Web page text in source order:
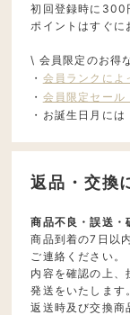
初回登録時に300
ポイントはすぐに
\ 会員限定のお得
・ 会員ランクによ
・ 会員限定セール
・お誕生日月に
返品・交換
商品不良・誤送・
商品到着の7日以
ご連絡ください。
内容を確認の上、
発送をいたします。
返送時及び交換商